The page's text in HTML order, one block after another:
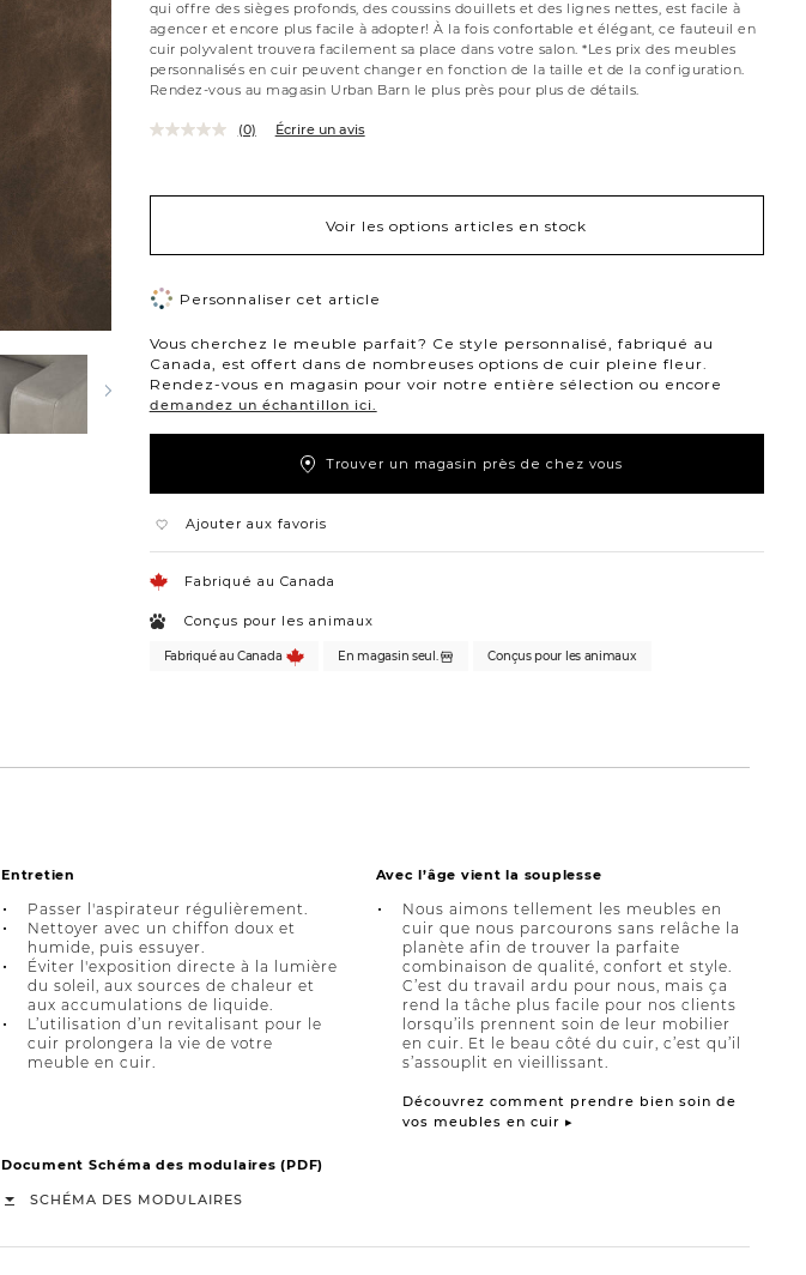
qui offre des sièges profonds, des coussins douillets et des lignes nettes, est facile à
agencer et encore plus facile à adopter! À la fois confortable et élégant, ce fauteuil en
cuir polyvalent trouvera facilement sa place dans votre salon. *Les prix des meubles
personnalisés en cuir peuvent changer en fonction de la taille et de la configuration.
Rendez-vous au magasin Urban Barn le plus près pour plus de détails.
(0) Écrire un avis
Voir les options articles en stock
Personnaliser cet article
Vous cherchez le meuble parfait? Ce style personnalisé, fabriqué au
Canada, est offert dans de nombreuses options de cuir pleine fleur.
Rendez-vous en magasin pour voir notre entière sélection ou encore
demandez un échantillon ici.
Trouver un magasin près de chez vous
Ajouter aux favoris
Fabriqué au Canada
Conçus pour les animaux
Fabriqué au Canada En magasin seul. Conçus pour les animaux
Entretien
Passer l'aspirateur régulièrement.
Nettoyer avec un chiffon doux et
humide, puis essuyer.
Éviter l'exposition directe à la lumière
du soleil, aux sources de chaleur et
aux accumulations de liquide.
L’utilisation d’un revitalisant pour le
cuir prolongera la vie de votre
meuble en cuir.
Avec l’âge vient la souplesse
Nous aimons tellement les meubles en
cuir que nous parcourons sans relâche la
planète afin de trouver la parfaite
combinaison de qualité, confort et style.
C’est du travail ardu pour nous, mais ça
rend la tâche plus facile pour nos clients
lorsqu’ils prennent soin de leur mobilier
en cuir. Et le beau côté du cuir, c’est qu’il
s’assouplit en vieillissant.
Découvrez comment prendre bien soin de
vos meubles en cuir ▸
Document Schéma des modulaires (PDF)
SCHÉMA DES MODULAIRES